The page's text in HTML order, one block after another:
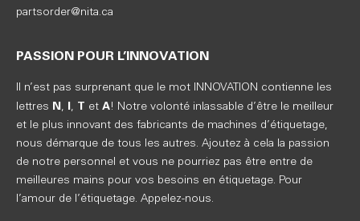
partsorder@nita.ca
PASSION POUR L’INNOVATION
Il n’est pas surprenant que le mot INNOVATION contienne les
lettres N I T et A! Notre volonté inlassable d’être le meilleur
et le plus innovant des fabricants de machines d’étiquetage,
nous démarque de tous les autres. Ajoutez à cela la passion
de notre personnel et vous ne pourriez pas être entre de
meilleures mains pour vos besoins en étiquetage. Pour
l’amour de l’étiquetage. Appelez-nous.